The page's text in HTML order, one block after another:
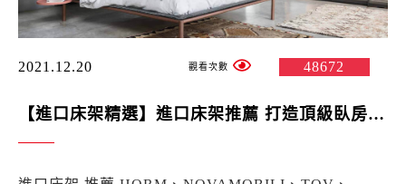
2021.12.20 48672
【進口床架精選】進口床架推薦 打造頂級臥房的一隅之地